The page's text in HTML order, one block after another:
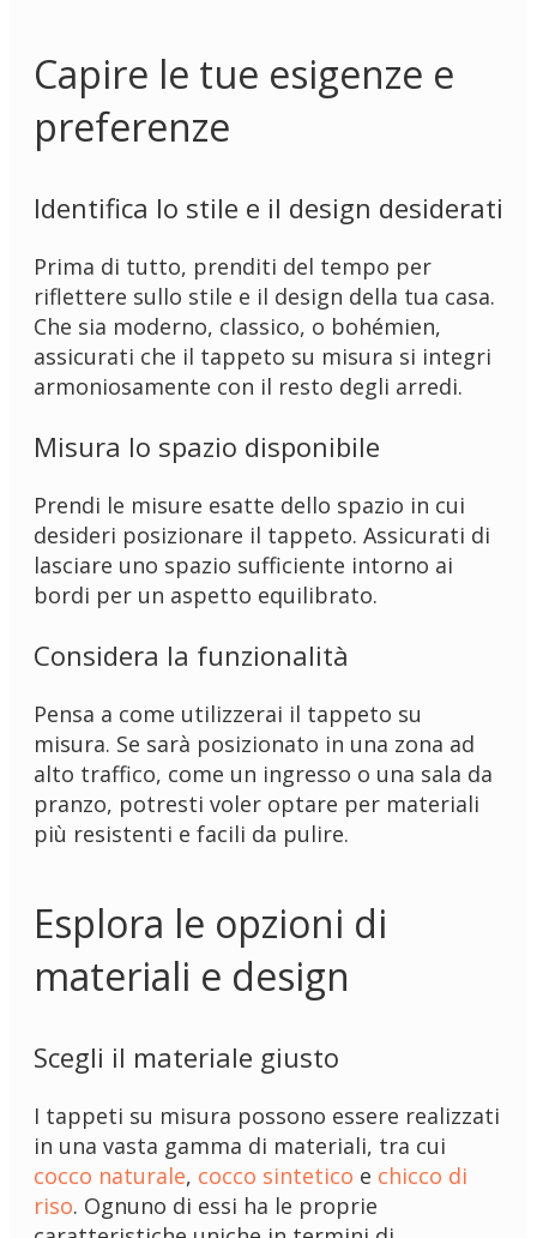
Capire le tue esigenze e
preferenze
Identifica lo stile e il design desiderati
Prima di tutto, prenditi del tempo per
riflettere sullo stile e il design della tua casa.
Che sia moderno, classico, o bohémien,
assicurati che il tappeto su misura si integri
armoniosamente con il resto degli arredi.
Misura lo spazio disponibile
Prendi le misure esatte dello spazio in cui
desideri posizionare il tappeto. Assicurati di
lasciare uno spazio sufficiente intorno ai
bordi per un aspetto equilibrato.
Considera la funzionalità
Pensa a come utilizzerai il tappeto su
misura. Se sarà posizionato in una zona ad
alto traffico, come un ingresso o una sala da
pranzo, potresti voler optare per materiali
più resistenti e facili da pulire.
Esplora le opzioni di
materiali e design
Scegli il materiale giusto
I tappeti su misura possono essere realizzati
in una vasta gamma di materiali, tra cui
cocco naturale, cocco sintetico e chicco di
riso. Ognuno di essi ha le proprie